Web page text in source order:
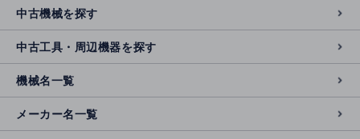
中古機械を探す
中古工具・周辺機器を探す
機械名一覧
メーカー名一覧